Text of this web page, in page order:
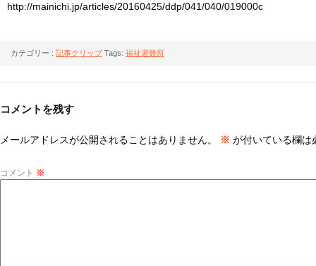
http://mainichi.jp/articles/20160425/ddp/041/040/019000c
カテゴリー : 記事クリップ Tags: 福祉避難所
コメントを残す
メールアドレスが公開されることはありません。 ※ が付いている欄は
コメント ※